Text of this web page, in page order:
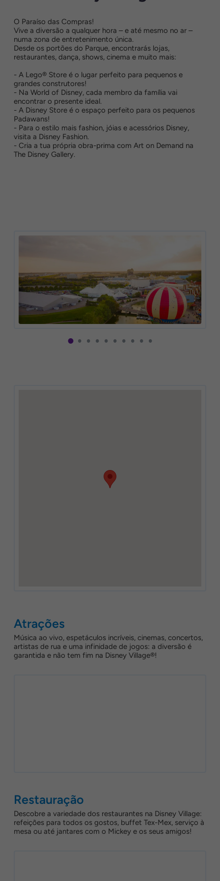
O Paraíso das Compras!
Vive a diversão a qualquer hora – e até mesmo no ar –
numa zona de entretenimento única.
Desde os portões do Parque, encontrarás lojas,
restaurantes, dança, shows, cinema e muito mais:
- A Lego® Store é o lugar perfeito para pequenos e
grandes construtores!
- Na World of Disney, cada membro da família vai
encontrar o presente ideal.
- A Disney Store é o espaço perfeito para os pequenos
Padawans!
- Para o estilo mais fashion, jóias e acessórios Disney,
visita a Disney Fashion.
- Cria a tua própria obra-prima com Art on Demand na
The Disney Gallery.
Atrações
Música ao vivo, espetáculos incríveis, cinemas, concertos,
artistas de rua e uma infinidade de jogos: a diversão é
garantida e não tem fim na Disney Village®!
Restauração
Descobre a variedade dos restaurantes na Disney Village:
refeições para todos os gostos, buffet Tex-Mex, serviço à
mesa ou até jantares com o Mickey e os seus amigos!